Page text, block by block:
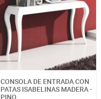
CONSOLA DE ENTRADA CON
PATAS ISABELINAS MADERA -
PINO